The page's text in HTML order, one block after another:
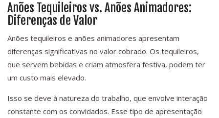
Anões Tequileiros vs. Anões Animadores:
Diferenças de Valor
Anões tequileiros e anões animadores apresentam
diferenças significativas no valor cobrado. Os tequileiros,
que servem bebidas e criam atmosfera festiva, podem ter
um custo mais elevado.
Isso se deve à natureza do trabalho, que envolve interação
constante com os convidados. Esse tipo de apresentação